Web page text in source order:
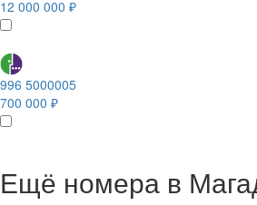
12 000 000 ₽
996 5000005
700 000 ₽
Ещё номера в